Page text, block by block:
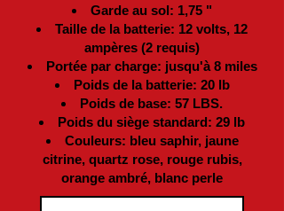
Garde au sol: 1,75 "
Taille de la batterie: 12 volts, 12
ampères (2 requis)
Portée par charge: jusqu'à 8 miles
Poids de la batterie: 20 lb
Poids de base: 57 LBS.
Poids du siège standard: 29 lb
Couleurs: bleu saphir, jaune
citrine, quartz rose, rouge rubis,
orange ambré, blanc perle